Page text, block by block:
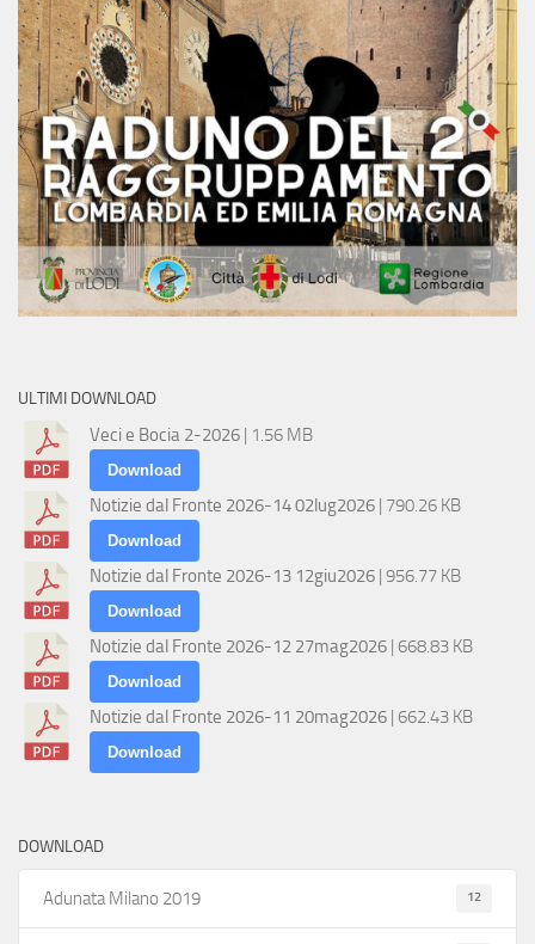
ULTIMI DOWNLOAD
Veci e Bocia 2-2026 | 1.56 MB
Download
Notizie dal Fronte 2026-14 02lug2026 | 790.26 KB
Download
Notizie dal Fronte 2026-13 12giu2026 | 956.77 KB
Download
Notizie dal Fronte 2026-12 27mag2026 | 668.83 KB
Download
Notizie dal Fronte 2026-11 20mag2026 | 662.43 KB
Download
DOWNLOAD
Adunata Milano 2019 12